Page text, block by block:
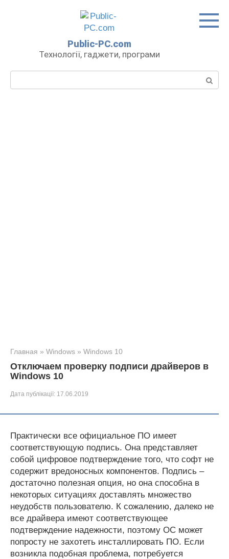
Public-PC.com
Технології, гаджети, програми
Главная » Windows » Windows 10
Отключаем проверку подписи драйверов в
Windows 10
Дата публікації: 17.06.2019
Практически все официальное ПО имеет
соответствующую подпись. Она представляет
собой цифровое подтверждение того, что софт не
содержит вредоносных компонентов. Подпись –
достаточно полезная опция, но она способна в
некоторых ситуациях доставлять множество
неудобств пользователю. К сожалению, далеко не
все драйвера имеют соответствующее
подтверждение надежности, поэтому ОС может
попросту не захотеть инсталлировать ПО. Если
возникла подобная проблема, потребуется